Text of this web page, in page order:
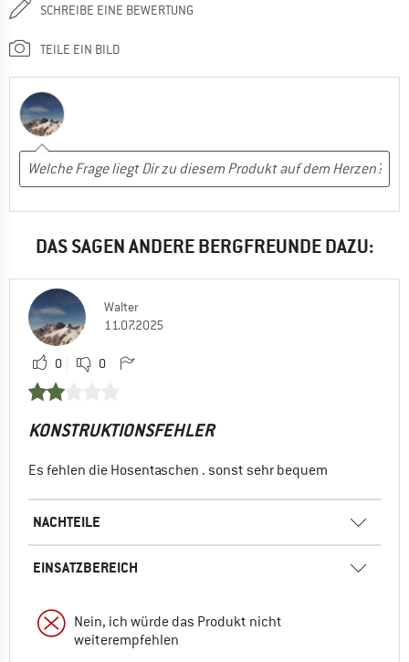
SCHREIBE EINE BEWERTUNG
TEILE EIN BILD
DAS SAGEN ANDERE BERGFREUNDE DAZU:
Walter
11.07.2025
0 0
KONSTRUKTIONSFEHLER
Es fehlen die Hosentaschen . sonst sehr bequem
NACHTEILE
EINSATZBEREICH
Nein, ich würde das Produkt nicht
weiterempfehlen